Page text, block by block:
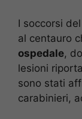
I soccorsi
al centauro
ospedale,
lesioni
sono stati
carabinieri,